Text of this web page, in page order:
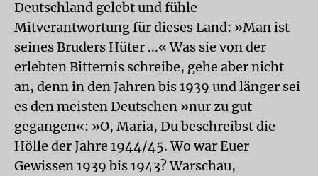
Deutschland gelebt und fühle
Mitverantwortung für dieses Land: »Man ist
seines Bruders Hüter ...« Was sie von der
erlebten Bitternis schreibe, gehe aber nicht
an, denn in den Jahren bis 1939 und länger sei
es den meisten Deutschen »nur zu gut
gegangen«: »O, Maria, Du beschreibst die
Hölle der Jahre 1944/45. Wo war Euer
Gewissen 1939 bis 1943? Warschau,